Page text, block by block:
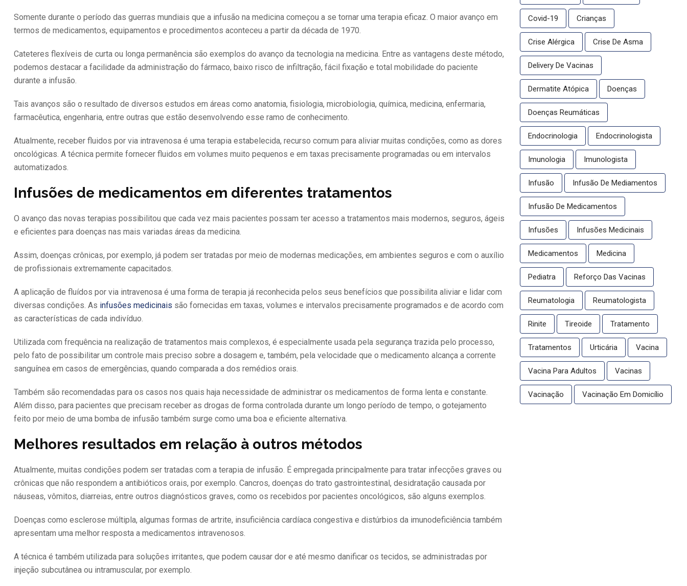
Somente durante o período das guerras mundiais que a infusão na medicina começou a se tornar uma terapia eficaz. O maior avanço em
termos de medicamentos, equipamentos e procedimentos aconteceu a partir da década de 1970.
Cateteres flexíveis de curta ou longa permanência são exemplos do avanço da tecnologia na medicina. Entre as vantagens deste método,
podemos destacar a facilidade da administração do fármaco, baixo risco de infiltração, fácil fixação e total mobilidade do paciente
durante a infusão.
Tais avanços são o resultado de diversos estudos em áreas como anatomia, fisiologia, microbiologia, química, medicina, enfermaria,
farmacêutica, engenharia, entre outras que estão desenvolvendo esse ramo de conhecimento.
Atualmente, receber fluidos por via intravenosa é uma terapia estabelecida, recurso comum para aliviar muitas condições, como as dores
oncológicas. A técnica permite fornecer fluidos em volumes muito pequenos e em taxas precisamente programadas ou em intervalos
automatizados.
Infusões de medicamentos em diferentes tratamentos
O avanço das novas terapias possibilitou que cada vez mais pacientes possam ter acesso a tratamentos mais modernos, seguros, ágeis
e eficientes para doenças nas mais variadas áreas da medicina.
Assim, doenças crônicas, por exemplo, já podem ser tratadas por meio de modernas medicações, em ambientes seguros e com o auxílio
de profissionais extremamente capacitados.
A aplicação de fluídos por via intravenosa é uma forma de terapia já reconhecida pelos seus benefícios que possibilita aliviar e lidar com
diversas condições. As infusões medicinais são fornecidas em taxas, volumes e intervalos precisamente programados e de acordo com
as características de cada indivíduo.
Utilizada com frequência na realização de tratamentos mais complexos, é especialmente usada pela segurança trazida pelo processo,
pelo fato de possibilitar um controle mais preciso sobre a dosagem e, também, pela velocidade que o medicamento alcança a corrente
sanguínea em casos de emergências, quando comparada a dos remédios orais.
Também são recomendadas para os casos nos quais haja necessidade de administrar os medicamentos de forma lenta e constante.
Além disso, para pacientes que precisam receber as drogas de forma controlada durante um longo período de tempo, o gotejamento
feito por meio de uma bomba de infusão também surge como uma boa e eficiente alternativa.
Melhores resultados em relação à outros métodos
Atualmente, muitas condições podem ser tratadas com a terapia de infusão. É empregada principalmente para tratar infecções graves ou
crônicas que não respondem a antibióticos orais, por exemplo. Cancros, doenças do trato gastrointestinal, desidratação causada por
náuseas, vômitos, diarreias, entre outros diagnósticos graves, como os recebidos por pacientes oncológicos, são alguns exemplos.
Doenças como esclerose múltipla, algumas formas de artrite, insuficiência cardíaca congestiva e distúrbios da imunodeficiência também
apresentam uma melhor resposta a medicamentos intravenosos.
A técnica é também utilizada para soluções irritantes, que podem causar dor e até mesmo danificar os tecidos, se administradas por
injeção subcutânea ou intramuscular, por exemplo.
Covid-19 Crianças
Crise Alérgica Crise De Asma
Delivery De Vacinas
Dermatite Atópica Doenças
Doenças Reumáticas
Endocrinologia Endocrinologista
Imunologia Imunologista
Infusão Infusão De Mediamentos
Infusão De Medicamentos
Infusões Infusões Medicinais
Medicamentos Medicina
Pediatra Reforço Das Vacinas
Reumatologia Reumatologista
Rinite Tireoide Tratamento
Tratamentos Urticária Vacina
Vacina Para Adultos Vacinas
Vacinação Vacinação Em Domicílio